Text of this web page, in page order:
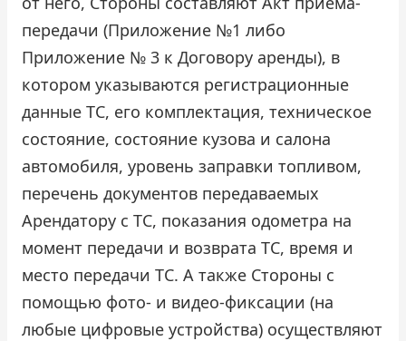
передачи (Приложение №1 либо
Приложение № 3 к Договору аренды), в
котором указываются регистрационные
данные ТС, его комплектация, техническое
состояние, состояние кузова и салона
автомобиля, уровень заправки топливом,
перечень документов передаваемых
Арендатору с ТС, показания одометра на
момент передачи и возврата ТС, время и
место передачи ТС. А также Стороны с
помощью фото- и видео-фиксации (на
любые цифровые устройства) осуществляют